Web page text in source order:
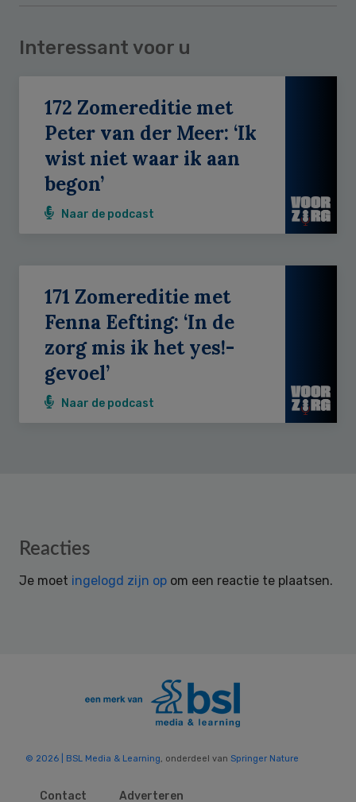
Interessant voor u
172 Zomereditie met
Peter van der Meer: ‘Ik
wist niet waar ik aan
begon’
Naar de podcast
171 Zomereditie met
Fenna Eefting: ‘In de
zorg mis ik het yes!-
gevoel’
Naar de podcast
Reader
Reacties
Je moet ingelogd zijn op om een reactie te plaatsen.
© 2026 | BSL Media & Learning, onderdeel van Springer Nature
Contact Adverteren